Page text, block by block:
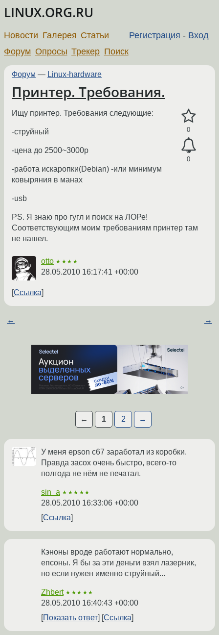
LINUX.ORG.RU
Регистрация - Вход
Новости Галерея Статьи
Форум Опросы Трекер Поиск
Форум — Linux-hardware
Принтер. Требования.
0
0
Ищу принтер. Требования следующие:
-струйный
-цена до 2500~3000р
-работа искаропки(Debian) -или минимум
ковыряния в манах
-usb
PS. Я знаю про гугл и поиск на ЛОРе!
Соответствующим моим требованиям принтер там
не нашел.
otto ★★★★
28.05.2010 16:17:41 +00:00
Ссылка
← →
← 1 2 →
У меня epson c67 заработал из коробки.
Правда засох очень быстро, всего-то
полгода не нём не печатал.
sin_a ★★★★★
28.05.2010 16:33:06 +00:00
Ссылка
Кэноны вроде работают нормально,
епсоны. Я бы за эти деньги взял лазерник,
но если нужен именно струйный...
Zhbert ★★★★★
28.05.2010 16:40:43 +00:00
Показать ответ
Ссылка